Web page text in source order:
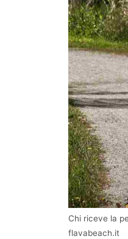
Chi riceve la
flavabeach.it